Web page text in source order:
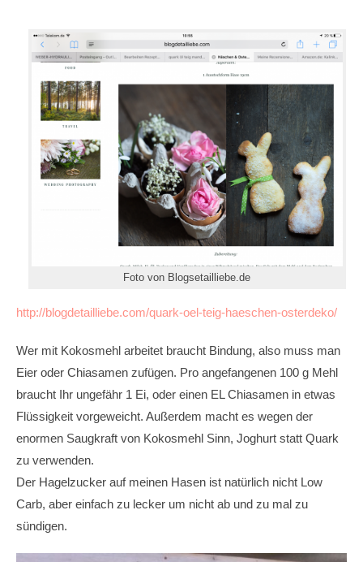
Foto von Blogsetailliebe.de
http://blogdetailliebe.com/quark-oel-teig-haeschen-osterdeko/
Wer mit Kokosmehl arbeitet braucht Bindung, also muss man
Eier oder Chiasamen zufügen. Pro angefangenen 100 g Mehl
braucht Ihr ungefähr 1 Ei, oder einen EL Chiasamen in etwas
Flüssigkeit vorgeweicht. Außerdem macht es wegen der
enormen Saugkraft von Kokosmehl Sinn, Joghurt statt Quark
zu verwenden.
Der Hagelzucker auf meinen Hasen ist natürlich nicht Low
Carb, aber einfach zu lecker um nicht ab und zu mal zu
sündigen.